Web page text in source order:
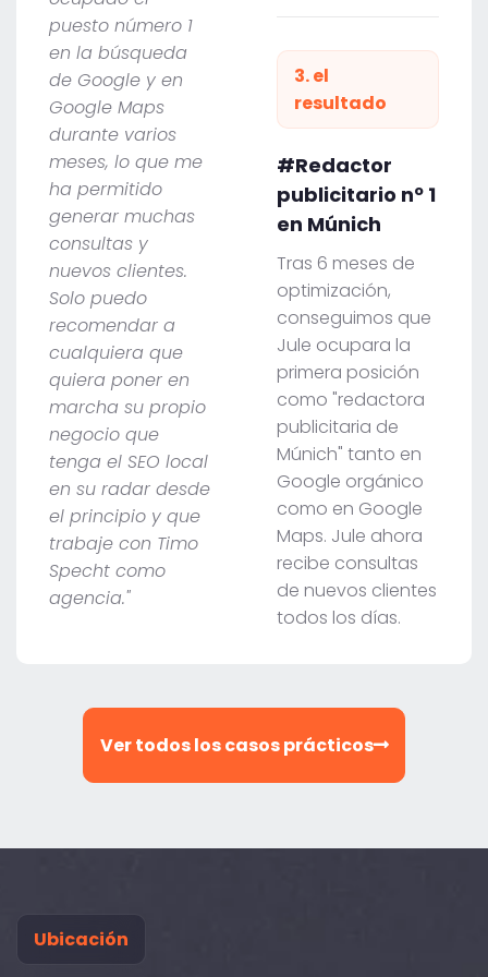
puesto número 1
en la búsqueda
de Google y en
Google Maps
durante varios
meses, lo que me
ha permitido
generar muchas
consultas y
nuevos clientes.
Solo puedo
recomendar a
cualquiera que
quiera poner en
marcha su propio
negocio que
tenga el SEO local
en su radar desde
el principio y que
trabaje con Timo
Specht como
agencia."
3. el
resultado
#Redactor
publicitario nº 1
en Múnich
Tras 6 meses de
optimización,
conseguimos que
Jule ocupara la
primera posición
como "redactora
publicitaria de
Múnich" tanto en
Google orgánico
como en Google
Maps. Jule ahora
recibe consultas
de nuevos clientes
todos los días.
Ver todos los casos prácticos
Ubicación